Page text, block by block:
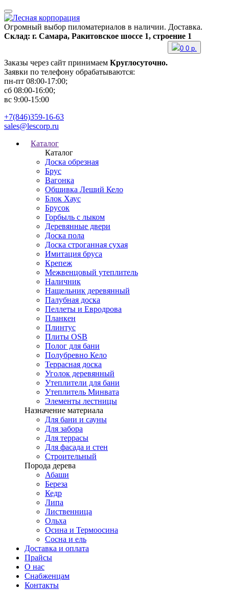
Огромный выбор пиломатериалов в наличии. Доставка.
Склад: г. Самара, Ракитовское шоссе 1, строение 1
Заказы через сайт принимаем Круглосуточно.
Заявки по телефону обрабатываются:
пн-пт 08:00-17:00;
сб 08:00-16:00;
вс 9:00-15:00
0 0 р.
+7(846)359-16-63
sales@lescorp.ru
Каталог
Каталог
Доска обрезная
Брус
Вагонка
Обшивка Леший Кело
Блок Хаус
Брусок
Горбыль с лыком
Деревянные двери
Доска пола
Доска строганная сухая
Имитация бруса
Крепеж
Межвенцовый утеплитель
Наличник
Нащельник деревянный
Палубная доска
Пеллеты и Евродрова
Планкен
Плинтус
Плиты OSB
Полог для бани
Полубревно Кело
Террасная доска
Уголок деревянный
Утеплители для бани
Утеплитель Минвата
Элементы лестницы
Назначение материала
Для бани и сауны
Для забора
Для террасы
Для фасада и стен
Строительный
Порода дерева
Абаши
Береза
Кедр
Липа
Лиственница
Ольха
Осина и Термоосина
Сосна и ель
Доставка и оплата
Прайсы
О нас
Снабженцам
Контакты